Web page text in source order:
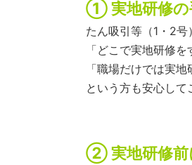
① 実地研修の
たん吸引等（1・2号
「どこで実地研修
「職場だけでは実地
という方も安心して
② 実地研修前